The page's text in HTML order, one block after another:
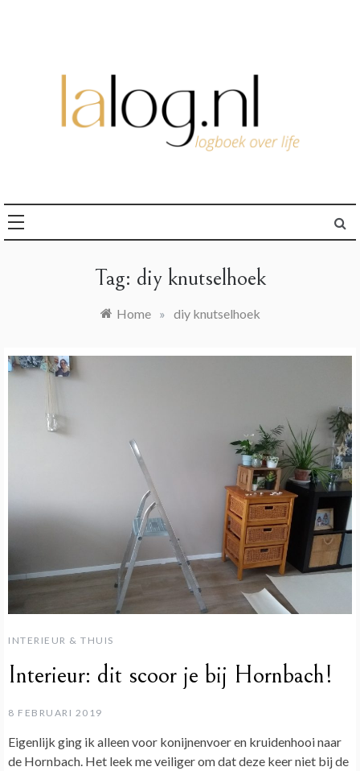
Tag: diy knutselhoek
Home » diy knutselhoek
INTERIEUR & THUIS
Interieur: dit scoor je bij Hornbach!
8 FEBRUARI 2019
Eigenlijk ging ik alleen voor konijnenvoer en kruidenhooi naar
de Hornbach. Het leek me veiliger om dat deze keer niet bij de